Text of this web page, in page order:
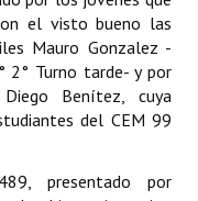
el visto bueno las
Mauro Gonzalez -
2° Turno tarde- y por
Benítez, cuya
del CEM 99
presentado por